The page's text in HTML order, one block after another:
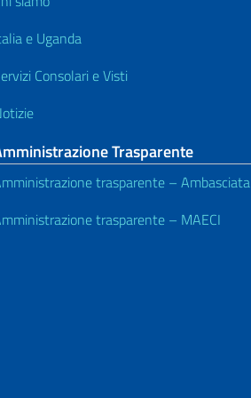
e Uganda
Consolari e Visti
Trasparente
trasparente – Ambasciata
trasparente – MAECI